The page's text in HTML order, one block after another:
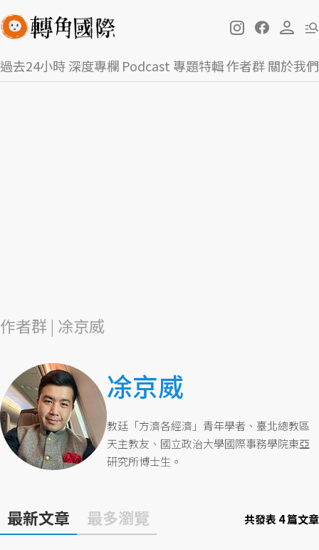
過去24小時深度專欄 Podcast 專題特輯作者群關於我們
作者群 | 凃京威
凃京威
教廷「方濟各經濟」青年學者、臺北總教區
天主教友、國立政治大學國際事務學院東亞
研究所博士生。
最新文章 最多瀏覽 共發表 4 篇文章